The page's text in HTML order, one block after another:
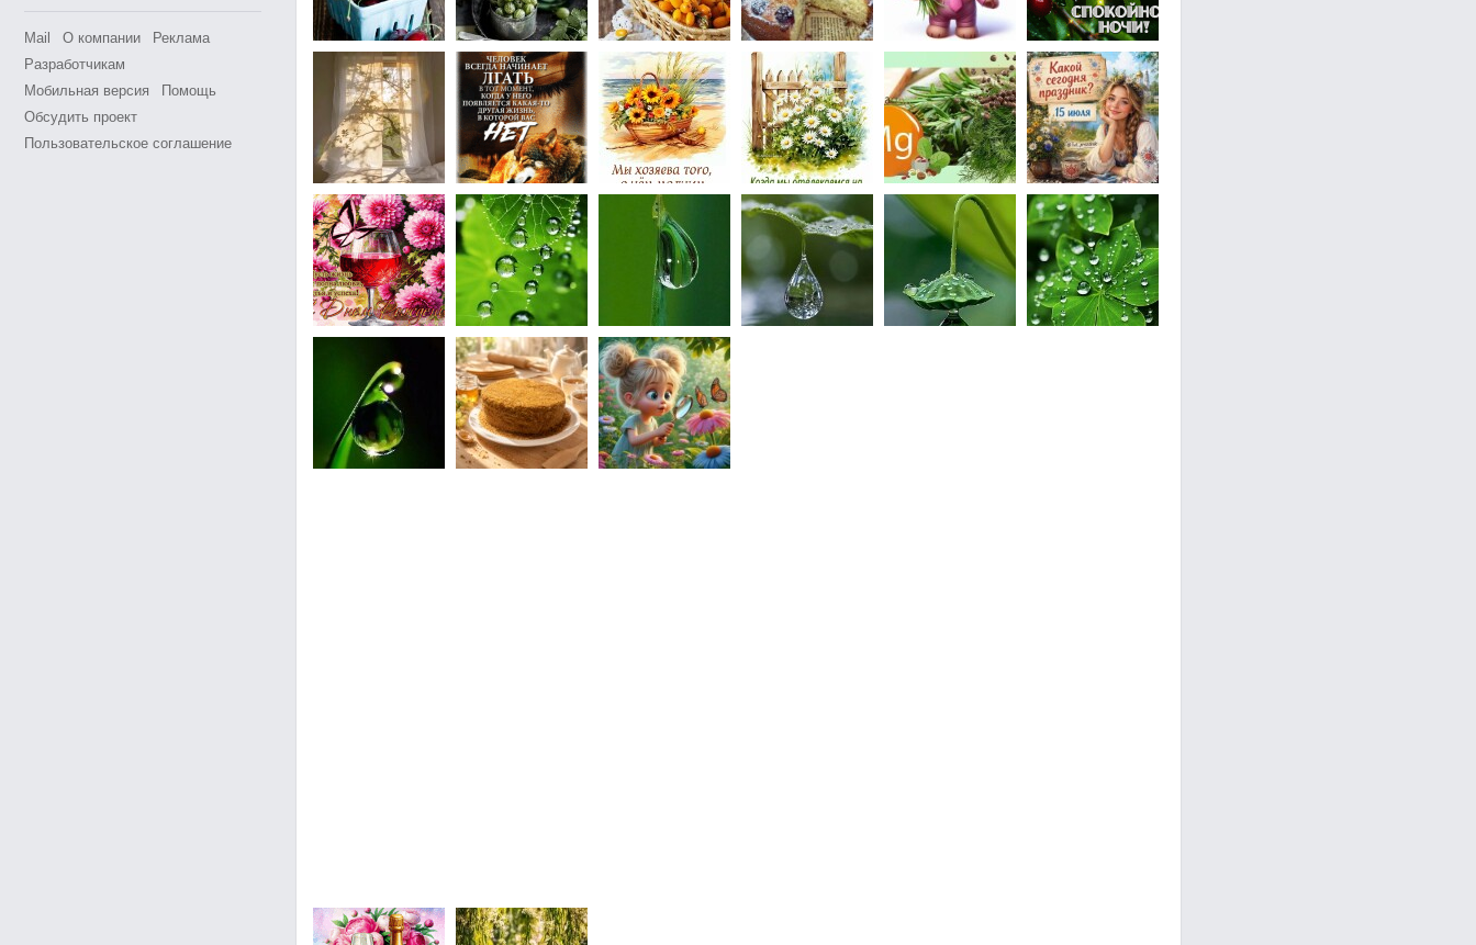
Mail О компании
Реклама
Разработчикам
Мобильная версия
Помощь
Обсудить проект
Пользовательское соглашение